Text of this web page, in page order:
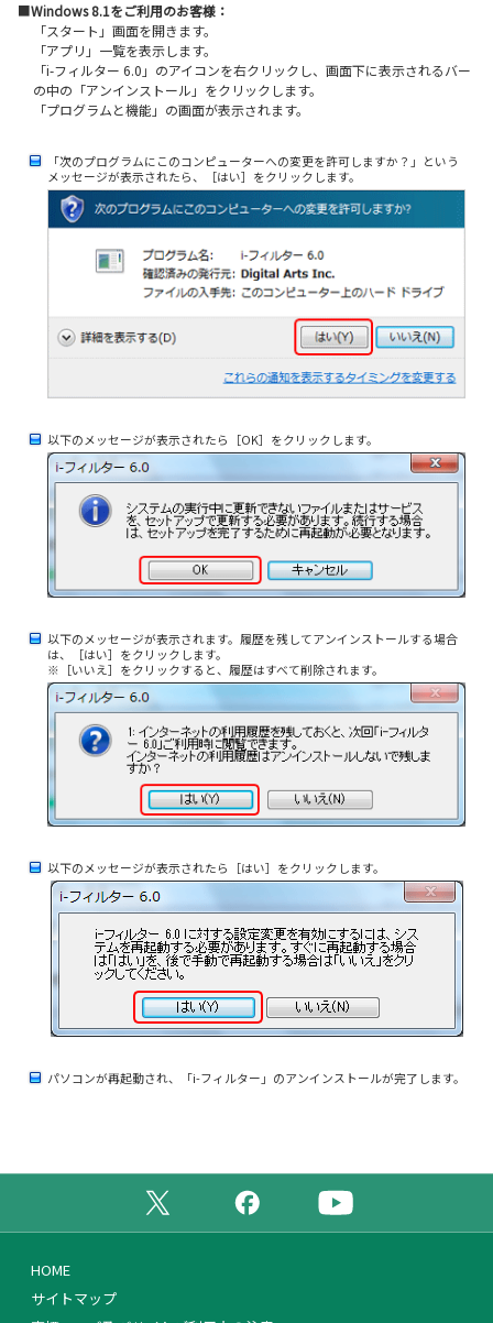
■Windows 8.1をご利用のお客様：
「スタート」画面を開きます。
「アプリ」一覧を表示します。
「i-フィルター 6.0」のアイコンを右クリックし、画面下に表示されるバー
の中の「アンインストール」をクリックします。
「プログラムと機能」の画面が表示されます。
「次のプログラムにこのコンピューターへの変更を許可しますか？」という
メッセージが表示されたら、［はい］をクリックします。
以下のメッセージが表示されたら［OK］をクリックします。
以下のメッセージが表示されます。履歴を残してアンインストールする場合
は、［はい］をクリックします。
※［いいえ］をクリックすると、履歴はすべて削除されます。
以下のメッセージが表示されたら［はい］をクリックします。
パソコンが再起動され、「i-フィルター」のアンインストールが完了します。
公式X（旧Twitter）ページ
公式Facebookページ
HOME
サイトマップ